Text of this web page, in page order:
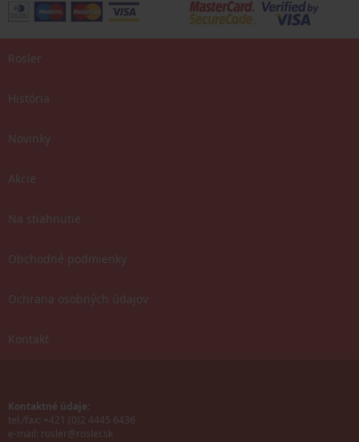
Rosler
História
Novinky
Akcie
Na stiahnutie
Obchodné podmienky
Ochrana osobných údajov
Kontakt
Kontaktné údaje:
tel./fax: +421 (0)2 4445 6436
e-mail: rosler@rosler.sk